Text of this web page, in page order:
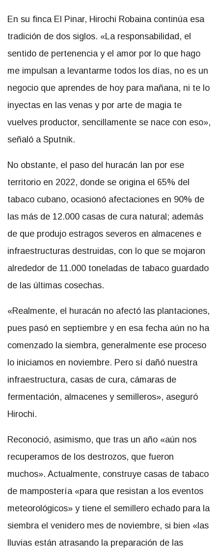
En su finca El Pinar, Hirochi Robaina continúa esa
tradición de dos siglos. «La responsabilidad, el
sentido de pertenencia y el amor por lo que hago
me impulsan a levantarme todos los días, no es un
negocio que aprendes de hoy para mañana, ni te lo
inyectas en las venas y por arte de magia te
vuelves productor, sencillamente se nace con eso»,
señaló a Sputnik.
No obstante, el paso del huracán Ian por ese
territorio en 2022, donde se origina el 65% del
tabaco cubano, ocasionó afectaciones en 90% de
las más de 12.000 casas de cura natural; además
de que produjo estragos severos en almacenes e
infraestructuras destruidas, con lo que se mojaron
alrededor de 11.000 toneladas de tabaco guardado
de las últimas cosechas.
«Realmente, el huracán no afectó las plantaciones,
pues pasó en septiembre y en esa fecha aún no ha
comenzado la siembra, generalmente ese proceso
lo iniciamos en noviembre. Pero sí dañó nuestra
infraestructura, casas de cura, cámaras de
fermentación, almacenes y semilleros», aseguró
Hirochi.
Reconoció, asimismo, que tras un año «aún nos
recuperamos de los destrozos, que fueron
muchos». Actualmente, construye casas de tabaco
de mampostería «para que resistan a los eventos
meteorológicos» y tiene el semillero echado para la
siembra el venidero mes de noviembre, si bien «las
lluvias están atrasando la preparación de las